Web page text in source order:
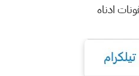
ادناه